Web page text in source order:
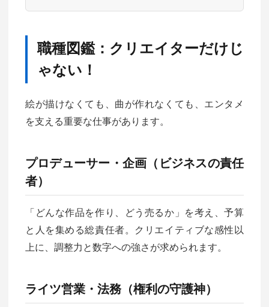
職種図鑑：クリエイターだけじ
ゃない！
絵が描けなくても、曲が作れなくても、エンタメ
を支える重要な仕事があります。
プロデューサー・企画（ビジネスの責任
者）
「どんな作品を作り、どう売るか」を考え、予算
と人を集める総責任者。クリエイティブな感性以
上に、調整力と数字への強さが求められます。
ライツ営業・法務（権利の守護神）